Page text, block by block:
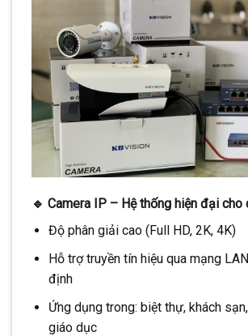
🔹 Camera IP – Hệ thống hiện đại cho
Độ phân giải cao (Full HD, 2K, 4K)
Hỗ trợ truyền tín hiệu qua mạng
định
Ứng dụng trong: biệt thự, khách
giáo dục